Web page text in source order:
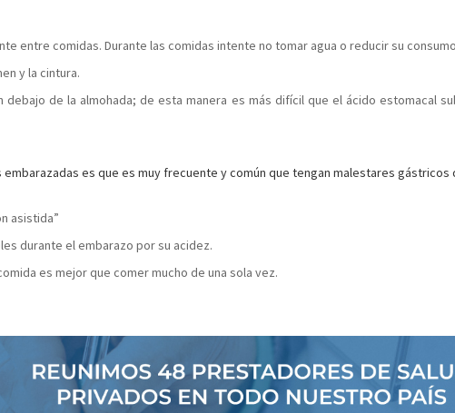
entre comidas. Durante las comidas intente no tomar agua o reducir su
y la cintura.
debajo de la almohada; de esta manera es más difícil que el ácido estomacal
es que es muy frecuente y común que tengan malestares gástricos
asistida”
durante el embarazo por su acidez.
es mejor que comer mucho de una sola vez.